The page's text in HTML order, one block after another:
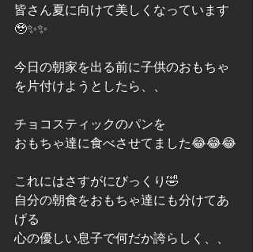
皆さん夏に向けて美しくなっています
🥹✨✨
今日の朝家を出る前に子供のおもちゃ
を片付けようとしたら、、
チョコスティックのパンを
おもちゃ達に食べさせてました😂😂😂
これにはさすがにびっくり🤣
自分の朝食をおもちゃ達にも分けてあ
げる
心の優しい息子で何だか誇らしく、、